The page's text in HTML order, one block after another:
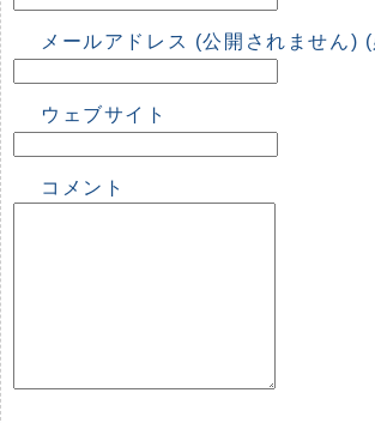
メールアドレス (公開されません)
ウェブサイト
コメント